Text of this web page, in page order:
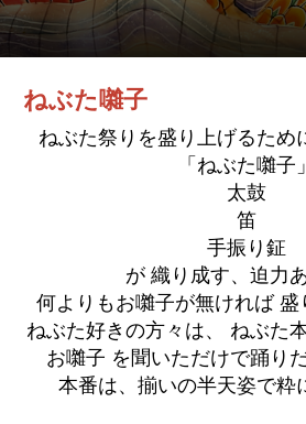
2024 Sponsors
2023 Sponsors
2019 スポンサー
リンク
はねと募集
はねと(跳人)
ねぶた囃子
ねぶた祭りを盛り上げるため
「ねぶた囃子」
太鼓
笛
手振り鉦
が 織り成す、迫力
何よりもお囃子が無ければ 盛
ねぶた好きの方々は、 ねぶた
お囃子 を聞いただけで踊り
本番は、揃いの半天姿で粋